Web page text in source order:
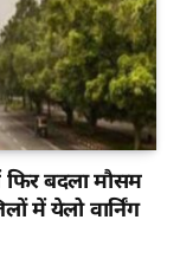
बदला मौसम
में येलो वार्निंग